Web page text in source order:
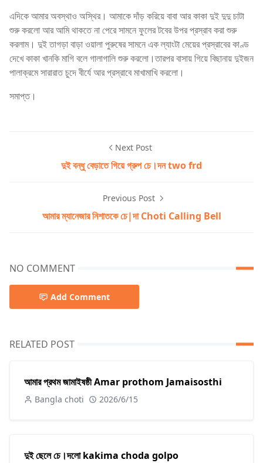
এদিকে আমার অবস্থাও অস্থির। আমাকে দাঁড় করিয়ে বাবা আর কাকা দুই দুদু চাটা
শুরু করলো আর আমি থাকতে না পেরে সামনে ফুলের টবের উপর প্রস্রাব করা শুরু
করলাম। দুই তাগড়া বাড়া ওয়ালা পুরুষের সামনে এক ল্যাংটা মেয়ের প্রস্রাবের কাণ্ড
দেখে কাকা খানকি মাগি বলে গালাগালি শুরু করলো।তারপর বাসায় গিয়ে বিছানায় দুইজন
পালাক্রমে সারারাত চুদে বীর্যে আর প্রস্রাবে মাখামাখি করলো।
সমাপ্ত।
Next Post
দুই বন্ধু বেড়াতে গিয়ে গ্রুপ চে।দন two frd
Previous Post
আমার ম্যানেজার নিশাতকে চে|দা Choti Calling Bell
NO COMMENT
Add Comment
RELATED POST
আমার প্রথম জামাইষষ্ঠী Amar prothom Jamaisosthi
Bangla choti 2026/6/15
দুই ছেলে চে।দলো kakima choda golpo